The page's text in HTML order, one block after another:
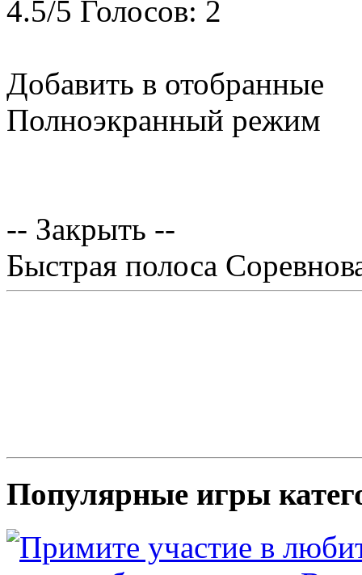
4.5/5 Голосов: 2
Добавить в отобранные
Полноэкранный режим
-- Закрыть --
Быстрая полоса
Популярные игры